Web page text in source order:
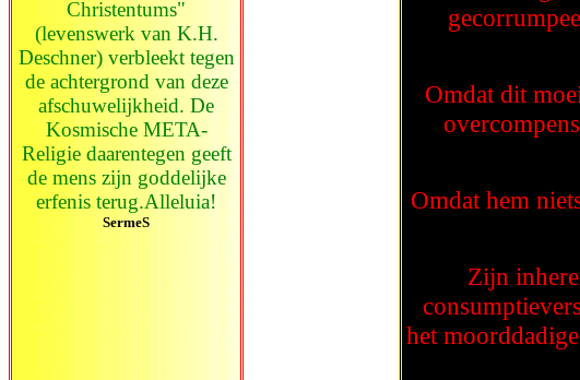
Christentums"
(levenswerk van K.H.
Deschner) verbleekt tegen
de achtergrond van deze
afschuwelijkheid. De
Kosmische META-
Religie daarentegen geeft
de mens zijn goddelijke
erfenis terug.Alleluia!
SermeS
Omdat dit
Omdat hem
Zijn
het